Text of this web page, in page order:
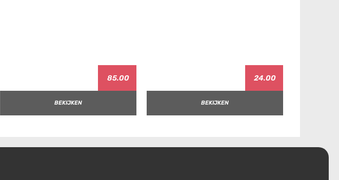
85.00
BEKIJKEN
24.00
BEKIJKEN